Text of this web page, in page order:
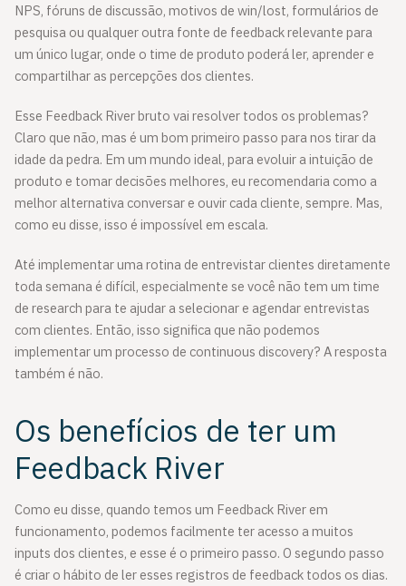
NPS, fóruns de discussão, motivos de win/lost, formulários de
pesquisa ou qualquer outra fonte de feedback relevante para
um único lugar, onde o time de produto poderá ler, aprender e
compartilhar as percepções dos clientes.
Esse Feedback River bruto vai resolver todos os problemas?
Claro que não, mas é um bom primeiro passo para nos tirar da
idade da pedra. Em um mundo ideal, para evoluir a intuição de
produto e tomar decisões melhores, eu recomendaria como a
melhor alternativa conversar e ouvir cada cliente, sempre. Mas,
como eu disse, isso é impossível em escala.
Até implementar uma rotina de entrevistar clientes diretamente
toda semana é difícil, especialmente se você não tem um time
de research para te ajudar a selecionar e agendar entrevistas
com clientes. Então, isso significa que não podemos
implementar um processo de continuous discovery? A resposta
também é não.
Os benefícios de ter um
Feedback River
Como eu disse, quando temos um Feedback River em
funcionamento, podemos facilmente ter acesso a muitos
inputs dos clientes, e esse é o primeiro passo. O segundo passo
é criar o hábito de ler esses registros de feedback todos os dias.